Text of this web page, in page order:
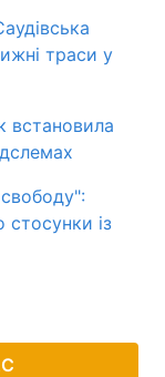
траси у
встановила
стосунки із